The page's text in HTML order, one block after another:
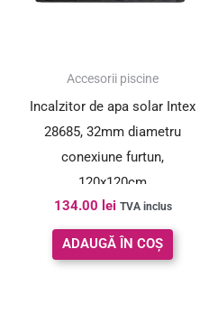
Accesorii piscine
Incalzitor de apa solar Intex
28685, 32mm diametru
conexiune furtun,
120x120cm
134.00 lei TVA inclus
ADAUGĂ ÎN COȘ